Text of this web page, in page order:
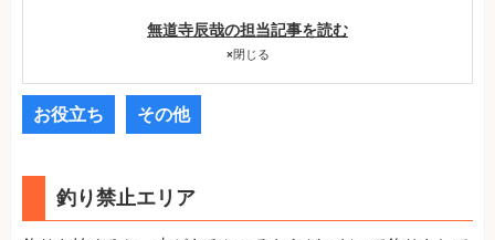
無道寺辰哉の担当記事を読む
×閉じる
お役立ち その他
釣り禁止エリア